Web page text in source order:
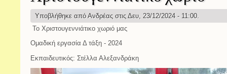
Υποβλήθηκε από Ανδρέας στις Δευ, 23/12/2024 - 11:00.
Το Χριστουγεννιάτικο χωριό μας
Ομαδική εργασία Δ τάξη - 2024
Εκπαιδευτικός: Στέλλα Αλεξανδράκη